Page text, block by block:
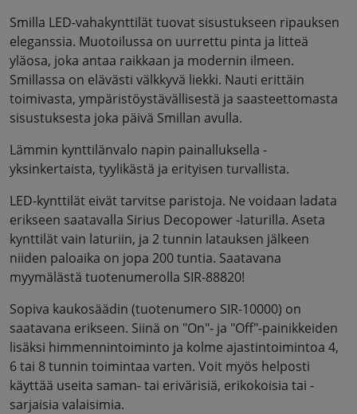
Smilla LED-vahakynttilät tuovat sisustukseen ripauksen
eleganssia. Muotoilussa on uurrettu pinta ja litteä
yläosa, joka antaa raikkaan ja modernin ilmeen.
Smillassa on elävästi välkkyvä liekki. Nauti erittäin
toimivasta, ympäristöystävällisestä ja saasteettomasta
sisustuksesta joka päivä Smillan avulla.
Lämmin kynttilänvalo napin painalluksella -
yksinkertaista, tyylikästä ja erityisen turvallista.
LED-kynttilät eivät tarvitse paristoja. Ne voidaan ladata
erikseen saatavalla Sirius Decopower -laturilla. Aseta
kynttilät vain laturiin, ja 2 tunnin latauksen jälkeen
niiden paloaika on jopa 200 tuntia. Saatavana
myymälästä tuotenumerolla SIR-88820!
Sopiva kaukosäädin (tuotenumero SIR-10000) on
saatavana erikseen. Siinä on "On"- ja "Off"-painikkeiden
lisäksi himmennintoiminto ja kolme ajastintoimintoa 4,
6 tai 8 tunnin toimintaa varten. Voit myös helposti
käyttää useita saman- tai erivärisiä, erikokoisia tai -
sarjaisia valaisimia.